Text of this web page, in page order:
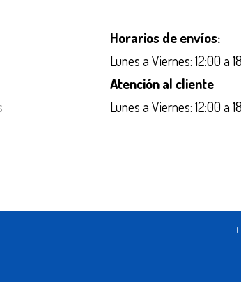
Horarios de envíos:
Lunes a Viernes: 12:00 a
Atención al cliente
Lunes a Viernes: 12:00 a